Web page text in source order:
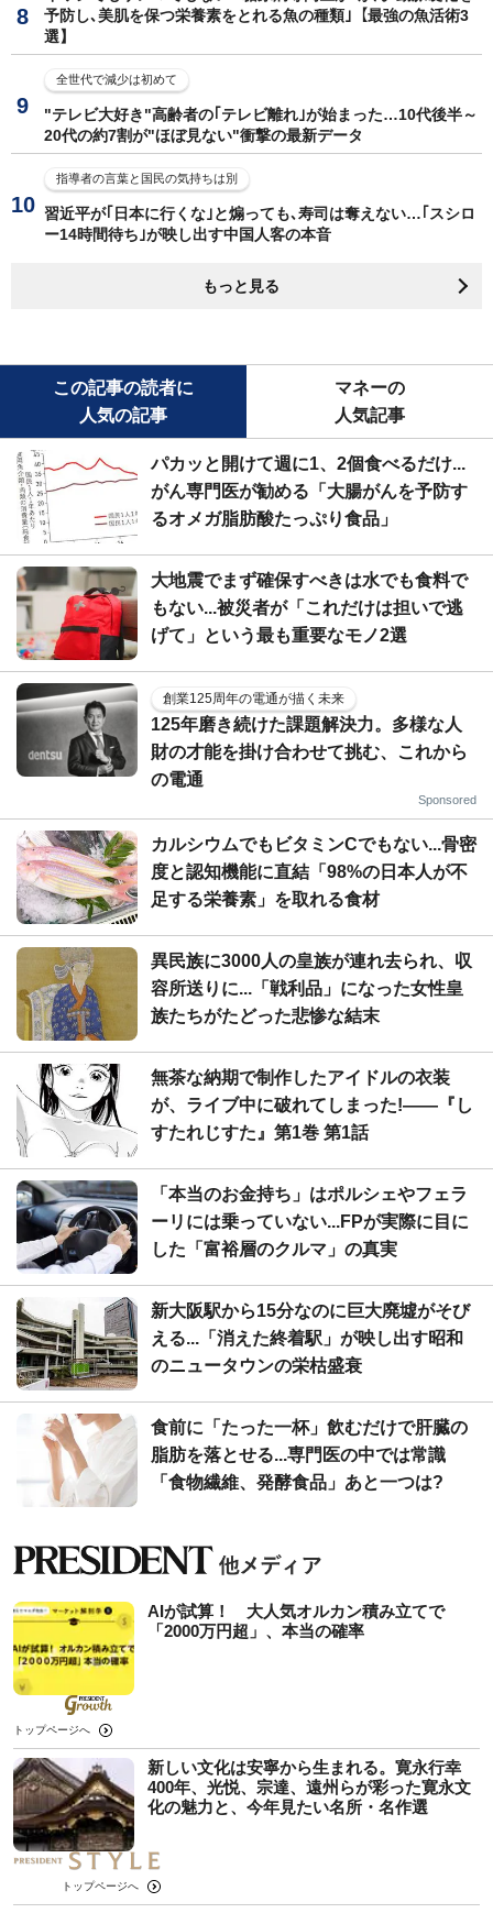
予防し､美肌を保つ栄養素をとれる魚の種類｣【最強の魚活術3
選】
全世代で減少は初めて
"テレビ大好き"高齢者の｢テレビ離れ｣が始まった…10代後半～
20代の約7割が"ほぼ見ない"衝撃の最新データ
指導者の言葉と国民の気持ちは別
習近平が｢日本に行くな｣と煽っても､寿司は奪えない…｢スシロ
ー14時間待ち｣が映し出す中国人客の本音
もっと見る
この記事の読者に
人気の記事
マネーの
人気記事
パカッと開けて週に1、2個食べるだけ...
がん専門医が勧める「大腸がんを予防す
るオメガ脂肪酸たっぷり食品」
大地震でまず確保すべきは水でも食料で
もない...被災者が「これだけは担いで逃
げて」という最も重要なモノ2選
創業125周年の電通が描く未来
125年磨き続けた課題解決力。多様な人
財の才能を掛け合わせて挑む、これから
の電通
Sponsored
カルシウムでもビタミンCでもない...骨密
度と認知機能に直結「98%の日本人が不
足する栄養素」を取れる食材
異民族に3000人の皇族が連れ去られ、収
容所送りに...「戦利品」になった女性皇
族たちがたどった悲惨な結末
無茶な納期で制作したアイドルの衣装
が、ライブ中に破れてしまった!――『し
すたれじすた』第1巻 第1話
「本当のお金持ち」はポルシェやフェラ
ーリには乗っていない...FPが実際に目に
した「富裕層のクルマ」の真実
新大阪駅から15分なのに巨大廃墟がそび
える...「消えた終着駅」が映し出す昭和
のニュータウンの栄枯盛衰
食前に「たった一杯」飲むだけで肝臓の
脂肪を落とせる...専門医の中では常識
「食物繊維、発酵食品」あと一つは?
AIが試算！ 大人気オルカン積み立てで
「2000万円超」、本当の確率
トップページへ
新しい文化は安寧から生まれる。寛永行幸
400年、光悦、宗達、遠州らが彩った寛永文
化の魅力と、今年見たい名所・名作選
トップページへ